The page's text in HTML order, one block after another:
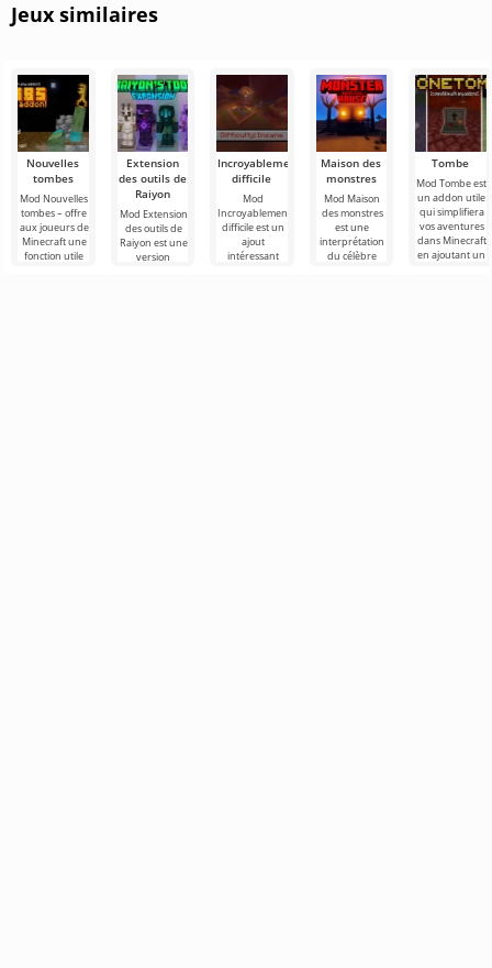
Jeux similaires
Nouvelles
tombes
Mod Nouvelles
tombes – offre
aux joueurs de
Minecraft une
fonction utile
Extension
des outils de
Raiyon
Mod Extension
des outils de
Raiyon est une
version
Incroyablement
difficile
Mod
Incroyablement
difficile est un
ajout
intéressant
Maison des
monstres
Mod Maison
des monstres
est une
interprétation
du célèbre
Tombe
Mod Tombe est
un addon utile
qui simplifiera
vos aventures
dans Minecraft
en ajoutant un